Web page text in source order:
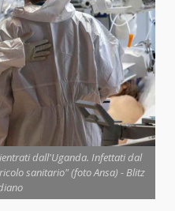
dall'Uganda. Infettati dal
sanitario" (foto Ansa) - Blitz